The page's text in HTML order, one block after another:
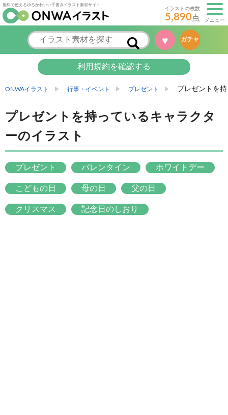
無料で使えるゆるかわいい手書きイラスト素材サイト
イラストの枚数
5,890点 メニュー
♥ ガチャ
利用規約を確認する
ONWAイラスト 行事・イベント プレゼント プレゼントを
プレゼントを持っているキャラクタ
ーのイラスト
プレゼント バレンタイン ホワイトデー
こどもの日 母の日 父の日
クリスマス 記念日のしおり